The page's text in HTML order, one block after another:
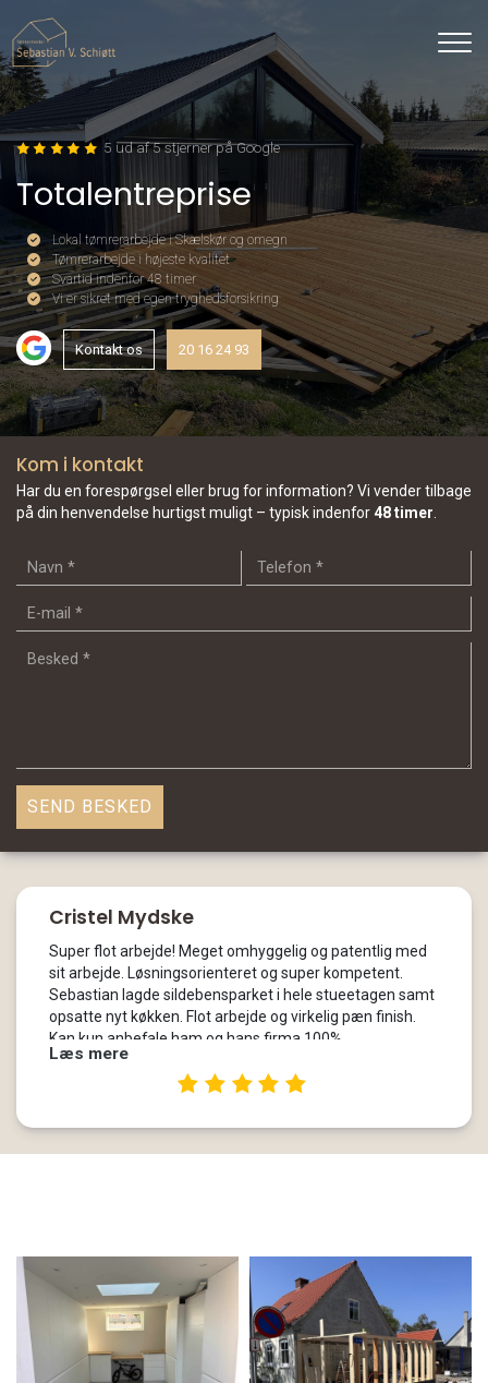
til
hovedindhold
5 ud af 5 stjerner på Google
Totalentreprise
Lokal tømrerarbejde i Skælskør og omegn
Tømrerarbejde i højeste kvalitet
Svartid indenfor 48 timer
Vi er sikret med egen tryghedsforsikring
Kontakt os 20 16 24 93
Kom i kontakt
Har du en forespørgsel eller brug for information? Vi vender tilbage
på din henvendelse hurtigst muligt – typisk indenfor 48 timer
Cristel Mydske
Super flot arbejde! Meget omhyggelig og patentlig med
sit arbejde. Løsningsorienteret og super kompetent.
Sebastian lagde sildebensparket i hele stueetagen samt
opsatte nyt køkken. Flot arbejde og virkelig pæn finish.
Kan kun anbefale ham og hans firma 100%
Læs mere